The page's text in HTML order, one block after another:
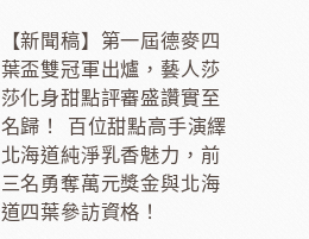
【新聞稿】第一屆德麥四
葉盃雙冠軍出爐，藝人莎
莎化身甜點評審盛讚實至
名歸！ 百位甜點高手演繹
北海道純淨乳香魅力，前
三名勇奪萬元獎金與北海
道四葉參訪資格！